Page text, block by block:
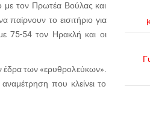
με τον Πρωτέα Βούλας και
παίρνουν το εισιτήριο για
75-54 τον Ηρακλή και οι
έδρα των «ερυθρολεύκων».
που κλείνει το